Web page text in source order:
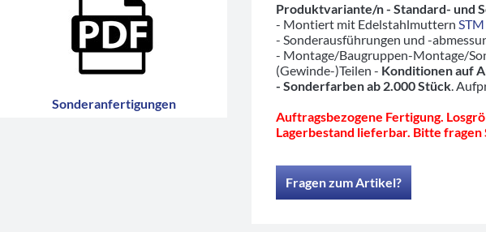
Sonderanfertigungen
Produktvariante/n - Standard- und
- Montiert mit Edelstahlmuttern
- Sonderausführungen und -
- Montage/Baugruppen-Montage/
(Gewinde-)Teilen - Konditionen auf
- Sonderfarben ab 2.000 Stück.
Auftragsbezogene Fertigung.
Lagerbestand lieferbar. Bitte fragen
Fragen zum Artikel?